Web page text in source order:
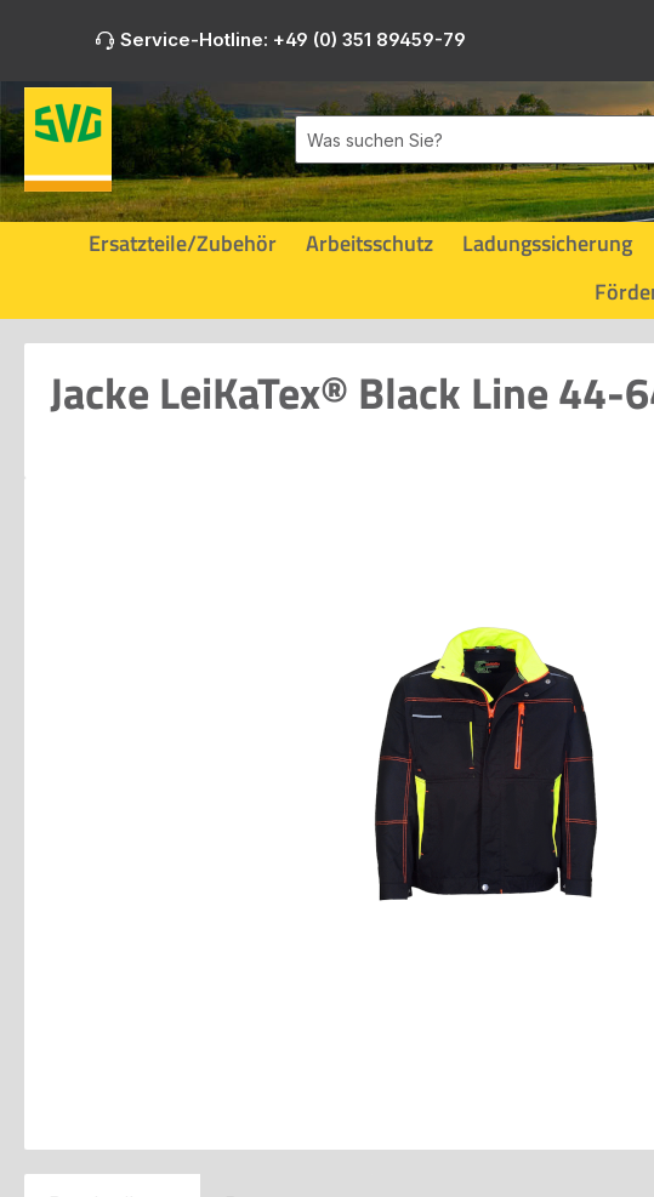
Hauptinhalt springen
Zur Suche springen
Zur Hauptnavigation springen
Service-Hotline: +49 (0) 351 89459-79
Ersatzteile/Zubehör Arbeitsschutz Ladungssicherung
Jacke LeiKaTex® Black Line 44-